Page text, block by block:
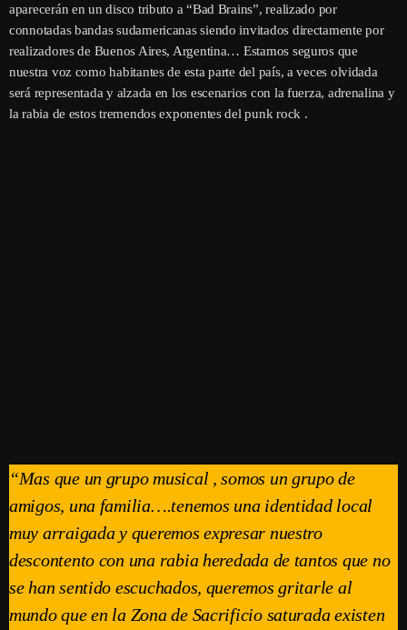
aparecerán en un disco tributo a “Bad Brains”, realizado por
connotadas bandas sudamericanas siendo invitados directamente por
realizadores de Buenos Aires, Argentina… Estamos seguros que
nuestra voz como habitantes de esta parte del país, a veces olvidada
será representada y alzada en los escenarios con la fuerza, adrenalina y
la rabia de estos tremendos exponentes del punk rock .
“Mas que un grupo musical , somos un grupo de
amigos, una familia….tenemos una identidad local
muy arraigada y queremos expresar nuestro
descontento con una rabia heredada de tantos que no
se han sentido escuchados, queremos gritarle al
mundo que en la Zona de Sacrificio saturada existen